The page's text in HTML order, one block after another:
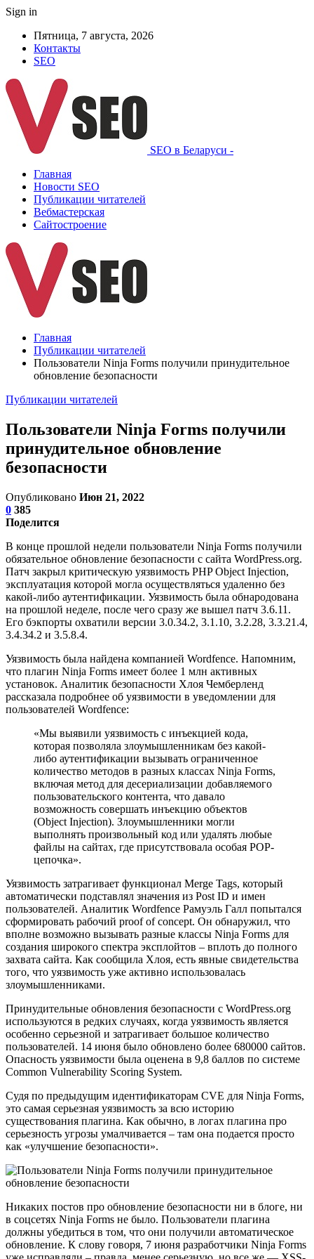
Sign in
Пятница, 7 августа, 2026
Контакты
SEO
SEO в Беларуси -
Главная
Новости SEO
Публикации читателей
Вебмастерская
Сайтостроение
Главная
Публикации читателей
Пользователи Ninja Forms получили принудительное
обновление безопасности
Публикации читателей
Пользователи Ninja Forms получили
принудительное обновление
безопасности
Опубликовано Июн 21, 2022
0 385
Поделится
В конце прошлой недели пользователи Ninja Forms получили
обязательное обновление безопасности с сайта WordPress.org.
Патч закрыл критическую уязвимость PHP Object Injection,
эксплуатация которой могла осуществляться удаленно без
какой-либо аутентификации. Уязвимость была обнародована
на прошлой неделе, после чего сразу же вышел патч 3.6.11.
Его бэкпорты охватили версии 3.0.34.2, 3.1.10, 3.2.28, 3.3.21.4,
3.4.34.2 и 3.5.8.4.
Уязвимость была найдена компанией Wordfence. Напомним,
что плагин Ninja Forms имеет более 1 млн активных
установок. Аналитик безопасности Хлоя Чемберленд
рассказала подробнее об уязвимости в уведомлении для
пользователей Wordfence:
«Мы выявили уязвимость с инъекцией кода,
которая позволяла злоумышленникам без какой-
либо аутентификации вызывать ограниченное
количество методов в разных классах Ninja Forms,
включая метод для десериализации добавляемого
пользовательского контента, что давало
возможность совершать инъекцию объектов
(Object Injection). Злоумышленники могли
выполнять произвольный код или удалять любые
файлы на сайтах, где присутствовала особая POP-
цепочка».
Уязвимость затрагивает функционал Merge Tags, который
автоматически подставлял значения из Post ID и имен
пользователей. Аналитик Wordfence Рамуэль Галл попытался
сформировать рабочий proof of concept. Он обнаружил, что
вполне возможно вызывать разные классы Ninja Forms для
создания широкого спектра эксплойтов – вплоть до полного
захвата сайта. Как сообщила Хлоя, есть явные свидетельства
того, что уязвимость уже активно использовалась
злоумышленниками.
Принудительные обновления безопасности с WordPress.org
используются в редких случаях, когда уязвимость является
особенно серьезной и затрагивает большое количество
пользователей. 14 июня было обновлено более 680000 сайтов.
Опасность уязвимости была оценена в 9,8 баллов по системе
Common Vulnerability Scoring System.
Судя по предыдущим идентификаторам CVE для Ninja Forms,
это самая серьезная уязвимость за всю историю
существования плагина. Как обычно, в логах плагина про
серьезность угрозы умалчивается – там она подается просто
как «улучшение безопасности».
Никаких постов про обновление безопасности ни в блоге, ни
в соцсетях Ninja Forms не было. Пользователи плагина
должны убедиться в том, что они получили автоматическое
обновление. К слову говоря, 7 июня разработчики Ninja Forms